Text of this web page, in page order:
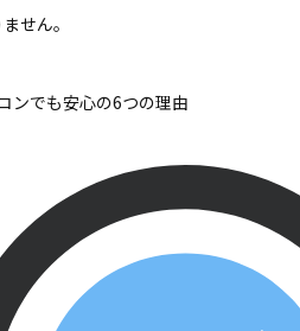
せん。
ンでも安心の6つの理由